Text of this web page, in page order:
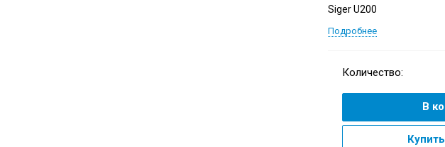
Siger U200
Подробнее
Количество:
В